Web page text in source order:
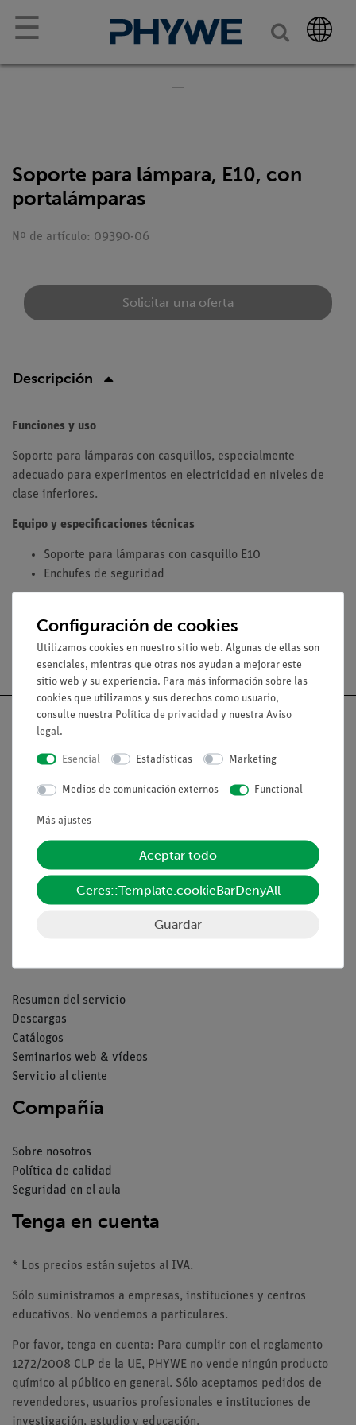
☰
Soporte para lámpara, E10, con
portalámparas
Nº de artículo: 09390-06
Solicitar una oferta
Descripción
Funciones y uso
Soporte para lámparas con casquillos, especialmente
adecuado para experimentos en electricidad en niveles de
clase inferiores.
Equipo y especificaciones técnicas
Soporte para lámparas con casquillo E10
Enchufes de seguridad
Envío gratuito a partir de 300,- €.
Aviso lega
Contacto
Condiciones comerciales generales
Declaración de privacidad
Resumen del servicio
Descargas
Catálogos
Seminarios web & vídeos
Servicio al cliente
Compañía
Sobre nosotros
Política de calidad
Seguridad en el aula
Tenga en cuenta
* Los precios están sujetos al IVA.
Sólo suministramos a empresas, instituciones y centros
educativos. No vendemos a particulares.
Por favor, tenga en cuenta: Para cumplir con el reglamento
1272/2008 CLP de la UE, PHYWE no vende ningún producto
químico al público en general. Sólo aceptamos pedidos de
revendedores, usuarios profesionales e instituciones de
investigación, estudio y educación.
Configuración de cookies
Utilizamos cookies en nuestro sitio web. Algunas de ellas son
esenciales, mientras que otras nos ayudan a mejorar este
sitio web y su experiencia. Para más información sobre las
cookies que utilizamos y sus derechos como usuario,
consulte nuestra Política de privacidad y nuestra Aviso
legal.
Esencial Estadísticas Marketing
Medios de comunicación externos Functional
Más ajustes
Aceptar todo
Ceres::Template.cookieBarDenyAll
Guardar